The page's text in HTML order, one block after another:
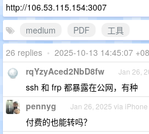
http://106.53.115.154:3007
medium
PDF
工具
26 replies • 2025-10-13 14:45:07
rqYzyAced2NbD8fw Jan 26,
ssh 和 frp 都暴露在公网，有种
pennyg Jan 26, 2025 via iPhone
付费的也能转吗？